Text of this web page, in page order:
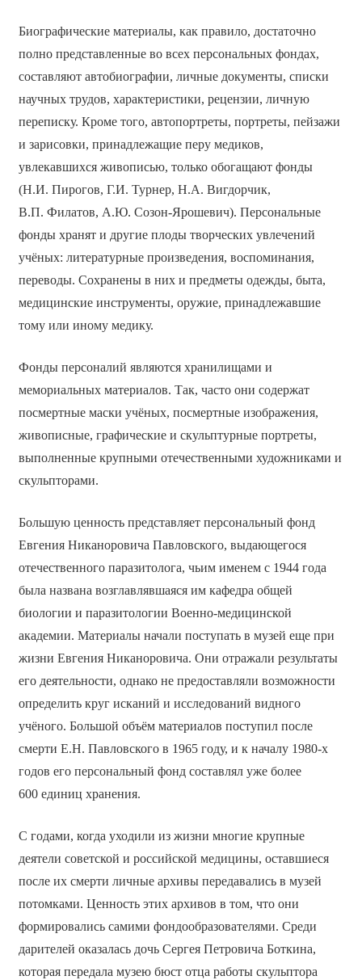
Биографические материалы, как правило, достаточно
полно представленные во всех персональных фондах,
составляют автобиографии, личные документы, списки
научных трудов, характеристики, рецензии, личную
переписку. Кроме того, автопортреты, портреты, пейзажи
и зарисовки, принадлежащие перу медиков,
увлекавшихся живописью, только обогащают фонды
(Н.И. Пирогов, Г.И. Турнер, Н.А. Вигдорчик,
В.П. Филатов, А.Ю. Созон-Ярошевич). Персональные
фонды хранят и другие плоды творческих увлечений
учёных: литературные произведения, воспоминания,
переводы. Сохранены в них и предметы одежды, быта,
медицинские инструменты, оружие, принадлежавшие
тому или иному медику.
Фонды персоналий являются хранилищами и
мемориальных материалов. Так, часто они содержат
посмертные маски учёных, посмертные изображения,
живописные, графические и скульптурные портреты,
выполненные крупными отечественными художниками и
скульпторами.
Большую ценность представляет персональный фонд
Евгения Никаноровича Павловского, выдающегося
отечественного паразитолога, чьим именем с 1944 года
была названа возглавлявшаяся им кафедра общей
биологии и паразитологии Военно-медицинской
академии. Материалы начали поступать в музей еще при
жизни Евгения Никаноровича. Они отражали результаты
его деятельности, однако не предоставляли возможности
определить круг исканий и исследований видного
учёного. Большой объём материалов поступил после
смерти Е.Н. Павловского в 1965 году, и к началу 1980-х
годов его персональный фонд составлял уже более
600 единиц хранения.
С годами, когда уходили из жизни многие крупные
деятели советской и российской медицины, оставшиеся
после их смерти личные архивы передавались в музей
потомками. Ценность этих архивов в том, что они
формировались самими фондообразователями. Среди
дарителей оказалась дочь Сергея Петровича Боткина,
которая передала музею бюст отца работы скульптора